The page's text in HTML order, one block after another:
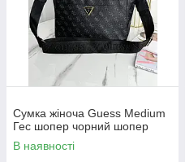
Сумка жіноча Guess Medium
Гес шопер чорний шопер
В наявності